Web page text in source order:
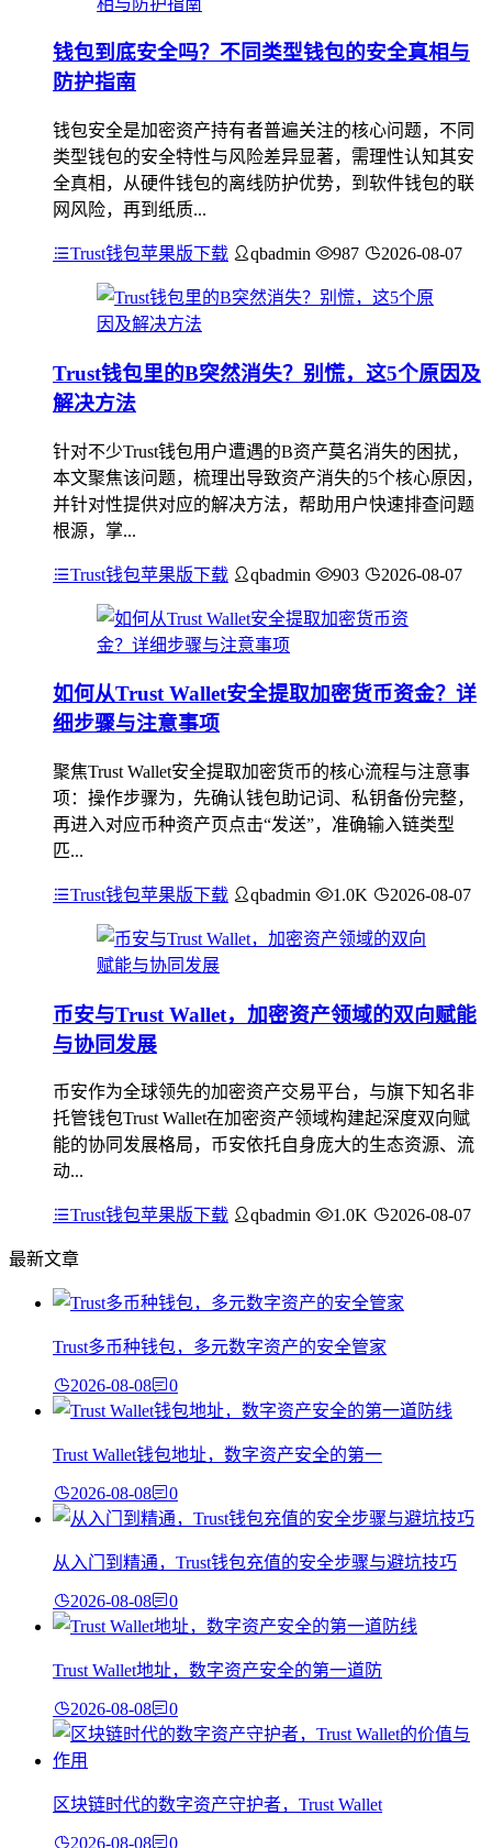
钱包到底安全吗？不同类型钱包的安全真相与
防护指南
钱包安全是加密资产持有者普遍关注的核心问题，不同
类型钱包的安全特性与风险差异显著，需理性认知其安
全真相，从硬件钱包的离线防护优势，到软件钱包的联
网风险，再到纸质...
Trust钱包苹果版下载 qbadmin 987 2026-08-07
Trust钱包里的B突然消失？别慌，这5个原因及
解决方法
针对不少Trust钱包用户遭遇的B资产莫名消失的困扰，
本文聚焦该问题，梳理出导致资产消失的5个核心原因，
并针对性提供对应的解决方法，帮助用户快速排查问题
根源，掌...
Trust钱包苹果版下载 qbadmin 903 2026-08-07
如何从Trust Wallet安全提取加密货币资金？详
细步骤与注意事项
聚焦Trust Wallet安全提取加密货币的核心流程与注意事
项：操作步骤为，先确认钱包助记词、私钥备份完整，
再进入对应币种资产页点击“发送”，准确输入链类型
匹...
Trust钱包苹果版下载 qbadmin 1.0K 2026-08-07
币安与Trust Wallet，加密资产领域的双向赋能
与协同发展
币安作为全球领先的加密资产交易平台，与旗下知名非
托管钱包Trust Wallet在加密资产领域构建起深度双向赋
能的协同发展格局，币安依托自身庞大的生态资源、流
动...
Trust钱包苹果版下载 qbadmin 1.0K 2026-08-07
最新文章
Trust多币种钱包，多元数字资产的安全管家
2026-08-08 0
Trust Wallet钱包地址，数字资产安全的第一
2026-08-08 0
从入门到精通，Trust钱包充值的安全步骤与避坑技巧
2026-08-08 0
Trust Wallet地址，数字资产安全的第一道防
2026-08-08 0
区块链时代的数字资产守护者，Trust Wallet
2026-08-08 0